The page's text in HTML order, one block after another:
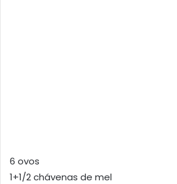
6 ovos
1+1/2 chávenas de mel